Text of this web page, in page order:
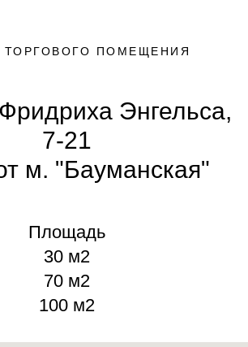
ТОРГОВОГО ПОМЕЩЕНИЯ
Энгельса,
7-21
м. "Бауманская"
Площадь
30 м2
70 м2
100 м2